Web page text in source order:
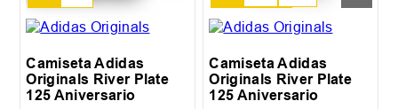
Camiseta Adidas
Originals River Plate
125 Aniversario
13-14 15-16
Camiseta Adidas
Originals River Plate
125 Aniversario